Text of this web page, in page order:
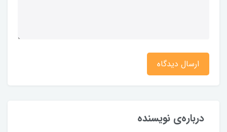
ارسال دیدگاه
درباره‌ی نویسنده